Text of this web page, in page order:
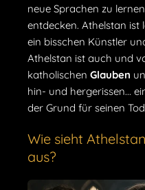
neue Sprachen zu
entdecken. Athelstan ist
ein bisschen Künstler
Athelstan ist auch und
katholischen Glauben
hin- und hergerissen...
der Grund für seinen
Wie sieht
aus?